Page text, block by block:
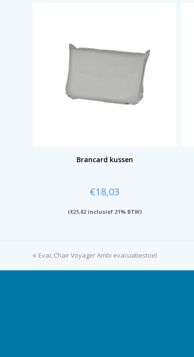
Brancard kussen
€18,03
(€21,82inclusief 21% BTW)
previous
Evac Chair Voyager Ambi evacuatiestoel